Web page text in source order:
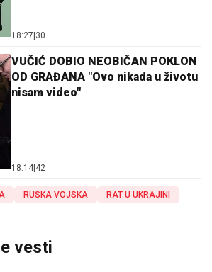
18:27 30
VUČIĆ DOBIO NEOBIČAN POKLON
OD GRAĐANA "Ovo nikada u životu
nisam video"
18:14 42
RUSKA VOJSKA RAT U UKRAJINI
vesti